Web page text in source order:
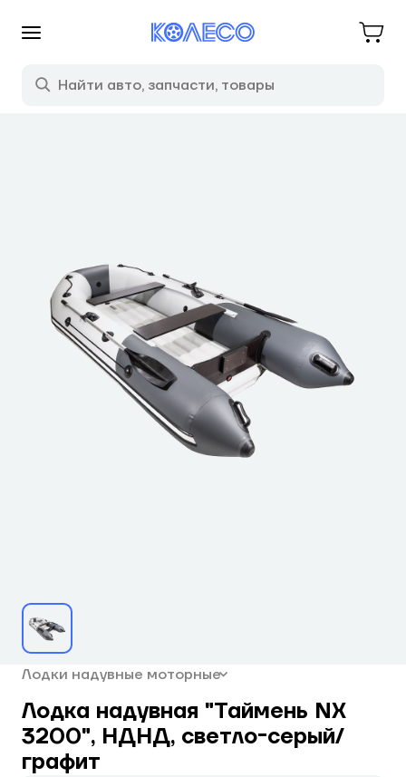
Лодки надувные моторные
Лодка надувная "Таймень NX
3200", НДНД, светло-серый/
графит